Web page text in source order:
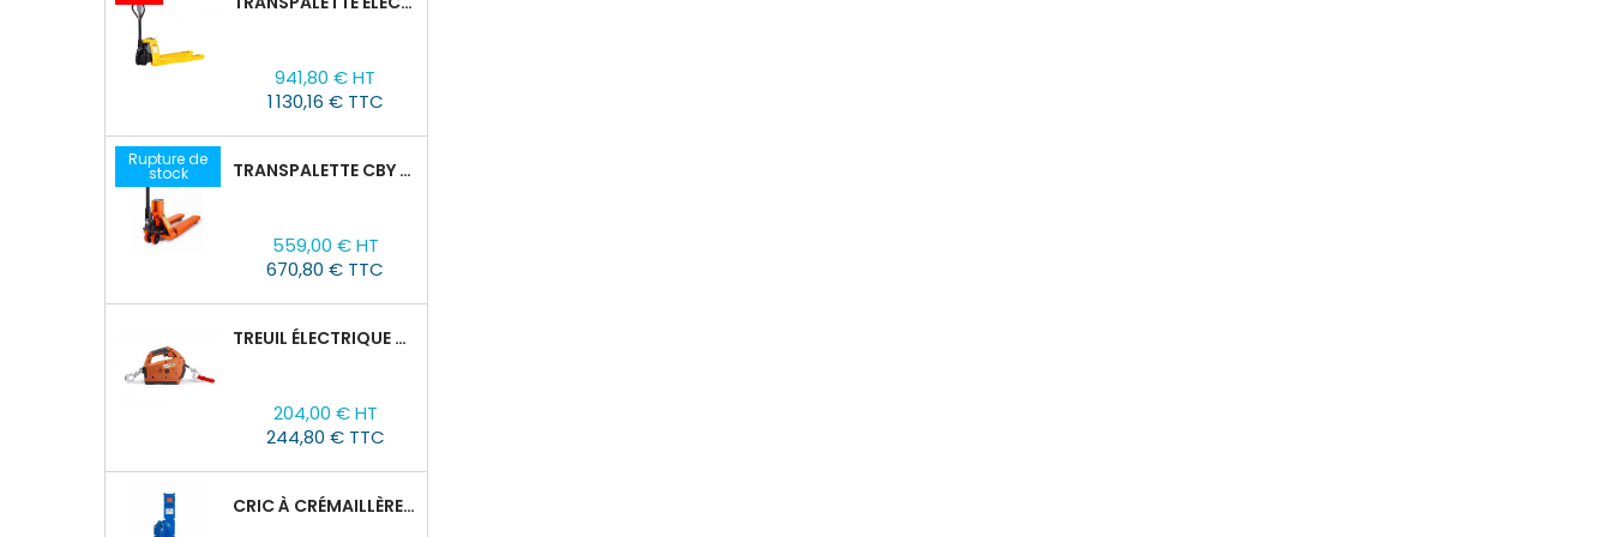
base
941,80 € HT
1 130,16 € TTC
Rupture de
stock TRANSPALETTE CBY 2,5T AVEC BALANCE
559,00 € HT
670,80 € TTC
TREUIL ÉLECTRIQUE PORTABLE TOR SQ-01-450KG/4.6M
204,00 € HT
244,80 € TTC
CRIC À CRÉMAILLÈRE TOR SJ, 1,5T/60-600 MM